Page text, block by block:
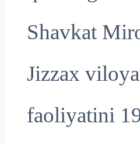
Shavkat
Jizzax
faoliyatini